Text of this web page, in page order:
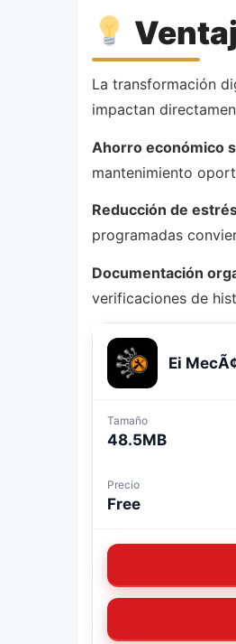
La transformación
impactan
Ahorro económico
mantenimiento
Reducción de
programadas
Documentación
verificaciones de
Ei
Tamaño
48.5MB
Precio
Free